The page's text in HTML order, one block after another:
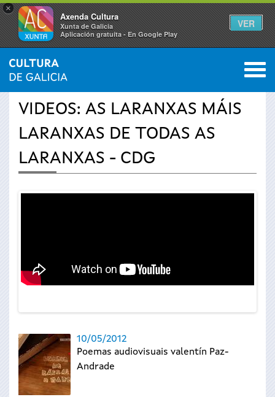
×
Axenda Cultura
Xunta de Galicia
Aplicación gratuíta - En Google Play
VER
Vostede
aquí
INICIO › ACTUALIDADE 0
VIDEOS: AS LARANXAS MÁIS
LARANXAS DE TODAS AS
LARANXAS - CDG
10/05/2012
Poemas audiovisuais valentín Paz-
Andrade